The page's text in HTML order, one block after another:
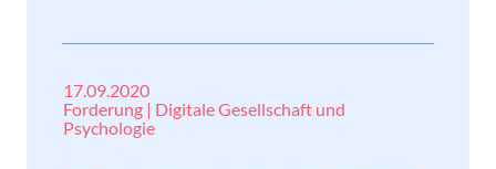
17.09.2020
Forderung | Digitale Gesellschaft und
Psychologie